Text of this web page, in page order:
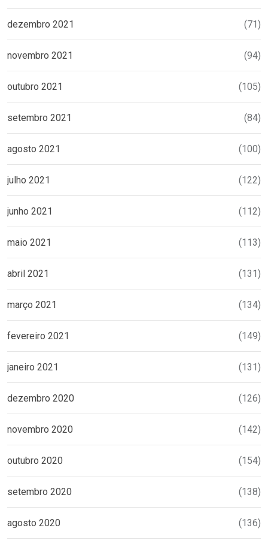
dezembro 2021 (71)
novembro 2021 (94)
outubro 2021 (105)
setembro 2021 (84)
agosto 2021 (100)
julho 2021 (122)
junho 2021 (112)
maio 2021 (113)
abril 2021 (131)
março 2021 (134)
fevereiro 2021 (149)
janeiro 2021 (131)
dezembro 2020 (126)
novembro 2020 (142)
outubro 2020 (154)
setembro 2020 (138)
agosto 2020 (136)